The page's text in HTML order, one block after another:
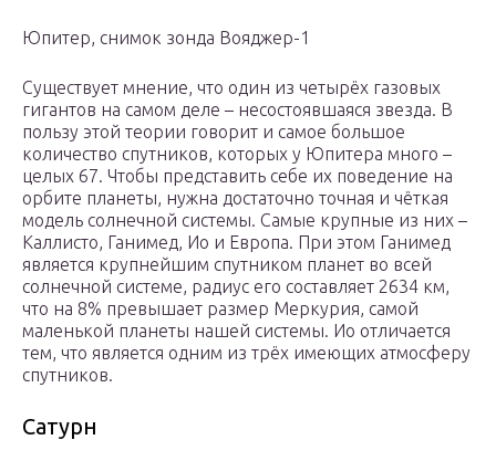
Юпитер, снимок зонда Вояджер-1
Существует мнение, что один из четырёх газовых
гигантов на самом деле – несостоявшаяся звезда. В
пользу этой теории говорит и самое большое
количество спутников, которых у Юпитера много –
целых 67. Чтобы представить себе их поведение на
орбите планеты, нужна достаточно точная и чёткая
модель солнечной системы. Самые крупные из них –
Каллисто, Ганимед, Ио и Европа. При этом Ганимед
является крупнейшим спутником планет во всей
солнечной системе, радиус его составляет 2634 км,
что на 8% превышает размер Меркурия, самой
маленькой планеты нашей системы. Ио отличается
тем, что является одним из трёх имеющих атмосферу
спутников.
Сатурн